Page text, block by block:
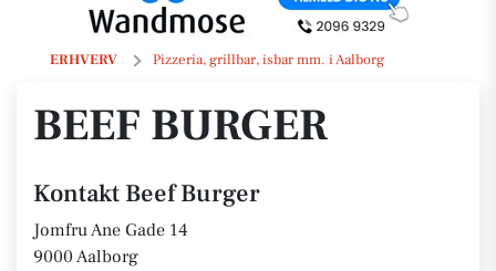
ERHVERV Pizzeria, grillbar, isbar mm. i Aalborg
Beef Burger
BEEF BURGER
Kontakt Beef Burger
Jomfru Ane Gade 14
9000 Aalborg